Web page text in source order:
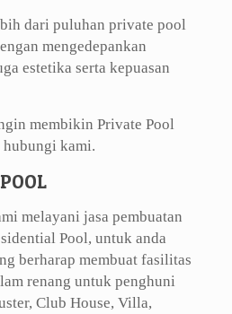
dari puluhan private pool
mengedepankan
estetika serta kepuasan
membikin Private Pool
hubungi kami.
melayani jasa pembuatan
Pool, untuk anda
berharap membuat fasilitas
renang untuk penghuni
Club House, Villa,